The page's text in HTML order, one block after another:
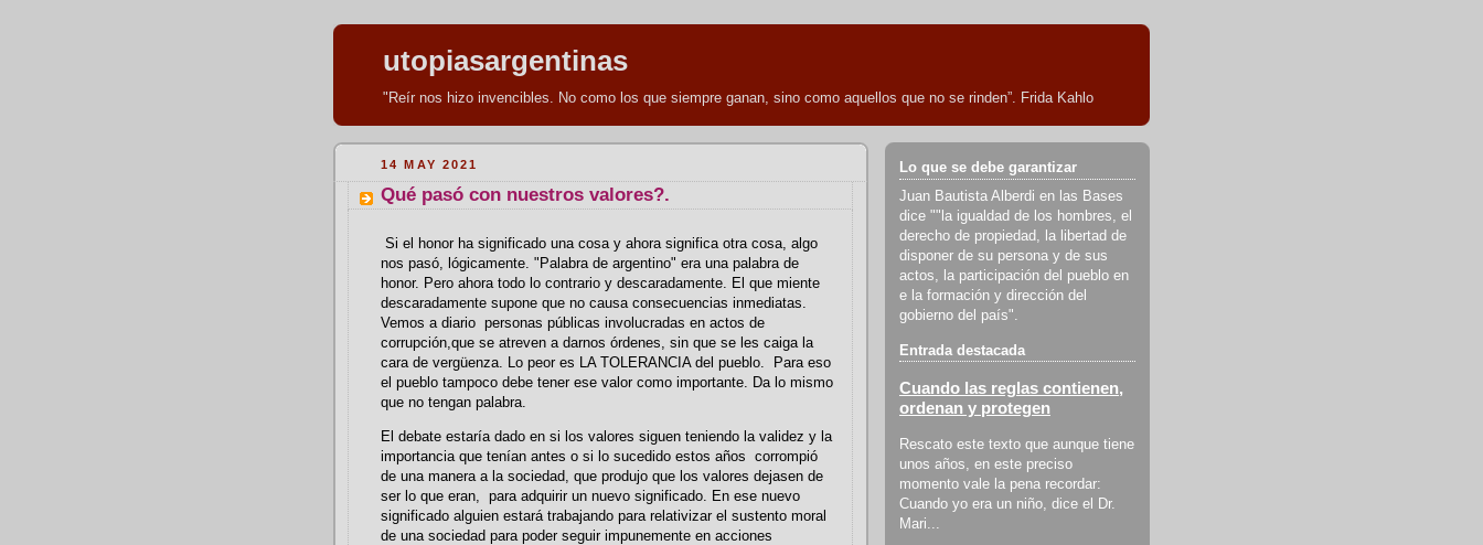
utopiasargentinas
"Reír nos hizo invencibles. No como los que siempre ganan, sino como aquellos que no se rinden”. Frida Kahlo
14 MAY 2021
Qué pasó con nuestros valores?.
Si el honor ha significado una cosa y ahora significa otra cosa, algo
nos pasó, lógicamente. "Palabra de argentino" era una palabra de
honor. Pero ahora todo lo contrario y descaradamente. El que miente
descaradamente supone que no causa consecuencias inmediatas.
Vemos a diario personas públicas involucradas en actos de
corrupción,que se atreven a darnos órdenes, sin que se les caiga la
cara de vergüenza. Lo peor es LA TOLERANCIA del pueblo. Para eso
el pueblo tampoco debe tener ese valor como importante. Da lo mismo
que no tengan palabra.
El debate estaría dado en si los valores siguen teniendo la validez y la
importancia que tenían antes o si lo sucedido estos años corrompió
de una manera a la sociedad, que produjo que los valores dejasen de
ser lo que eran, para adquirir un nuevo significado. En ese nuevo
significado alguien estará trabajando para relativizar el sustento moral
de una sociedad para poder seguir impunemente en acciones
Lo que se debe garantizar
Juan Bautista Alberdi en las Bases
dice ""la igualdad de los hombres, el
derecho de propiedad, la libertad de
disponer de su persona y de sus
actos, la participación del pueblo en
e la formación y dirección del
gobierno del país".
Entrada destacada
Cuando las reglas contienen,
ordenan y protegen
Rescato este texto que aunque tiene
unos años, en este preciso
momento vale la pena recordar:
Cuando yo era un niño, dice el Dr.
Mari...